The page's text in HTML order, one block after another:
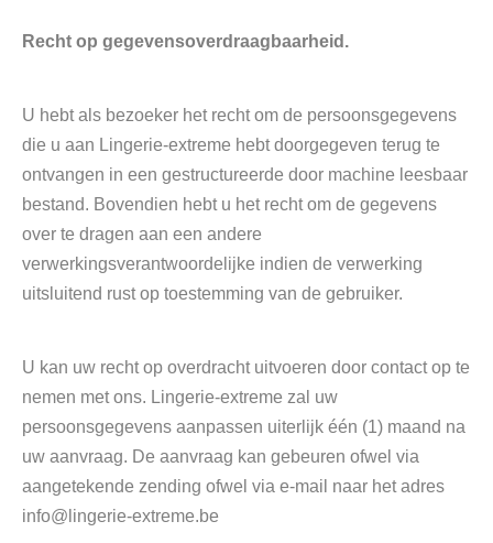
Recht op gegevensoverdraagbaarheid.
U hebt als bezoeker het recht om de persoonsgegevens
die u aan Lingerie-extreme hebt doorgegeven terug te
ontvangen in een gestructureerde door machine leesbaar
bestand. Bovendien hebt u het recht om de gegevens
over te dragen aan een andere
verwerkingsverantwoordelijke indien de verwerking
uitsluitend rust op toestemming van de gebruiker.
U kan uw recht op overdracht uitvoeren door contact op te
nemen met ons. Lingerie-extreme zal uw
persoonsgegevens aanpassen uiterlijk één (1) maand na
uw aanvraag. De aanvraag kan gebeuren ofwel via
aangetekende zending ofwel via e-mail naar het adres
info@lingerie-extreme.be